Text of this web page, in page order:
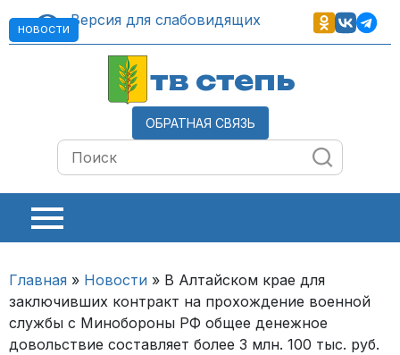
Версия для слабовидящих
тв степь
ОБРАТНАЯ СВЯЗЬ
Главная » Новости » В Алтайском крае для
заключивших контракт на прохождение военной
службы с Минобороны РФ общее денежное
довольствие составляет более 3 млн. 100 тыс. руб.
НОВОСТИ